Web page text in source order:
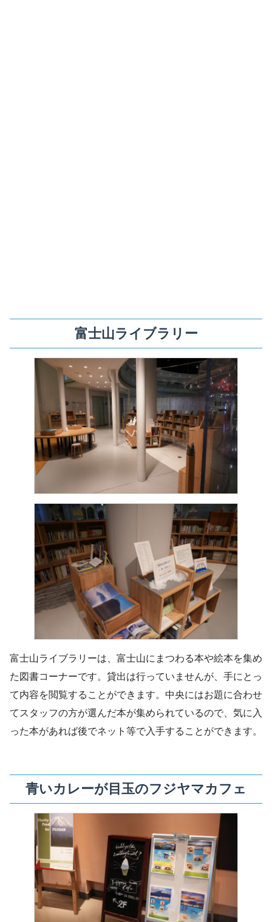
富士山ライブラリー
富士山ライブラリーは、富士山にまつわる本や絵本を集め
た図書コーナーです。貸出は行っていませんが、手にとっ
て内容を閲覧することができます。中央にはお題に合わせ
てスタッフの方が選んだ本が集められているので、気に入
った本があれば後でネット等で入手することができます。
青いカレーが目玉のフジヤマカフェ